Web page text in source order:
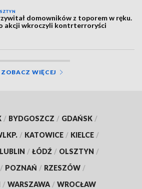
domowników z toporem w ręku.
akcji wkroczyli kontrterroryści
ZOBACZ WIĘCEJ
/ BYDGOSZCZ / GDAŃSK /
/ KATOWICE / KIELCE /
LUBLIN / ŁÓDŹ / OLSZTYN /
/ POZNAŃ / RZESZÓW /
/ WARSZAWA / WROCŁAW